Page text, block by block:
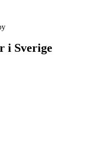
i Sverige